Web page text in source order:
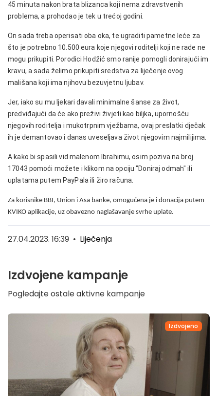
45 minuta nakon brata blizanca koji nema zdravstvenih
problema, a prohodao je tek u trećoj godini.
On sada treba operisati oba oka, te ugraditi pametne leće za
što je potrebno 10.500 eura koje njegovi roditelji koji ne rade ne
mogu prikupiti. Porodici Hodžić smo ranije pomogli donirajući im
kravu, a sada želimo prikupiti sredstva za liječenje ovog
mališana koji ima njihovu bezuvjetnu ljubav.
Jer, iako su mu ljekari davali minimalne šanse za život,
predviđajući da će ako preživi živjeti kao biljka, upornošću
njegovih roditelja i mukotrpnim vježbama, ovaj preslatki dječak
ih je demantovao i danas uveseljava život njegovim najmilijima.
A kako bi spasili vid malenom Ibrahimu, osim poziva na broj
17043 pomoći možete i klikom na opciju "Doniraj odmah" ili
uplatama putem PayPala ili žiro računa.
Za korisnike BBI, Union i Asa banke, omogućena je i donacija putem
KVIKO aplikacije, uz obavezno naglašavanje svrhe uplate.
27.04.2023. 16:39 • Liječenja
Izdvojene kampanje
Pogledajte ostale aktivne kampanje
Izdvojeno